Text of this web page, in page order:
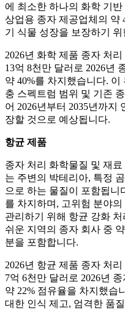
에 최소한 하나의 화학 기
상업용 종자 제공업체의 약
기 식물 성장을 보장하기
2026년 화학 제품 종자 처
13억 8천만 달러로 2026년
약 40%를 차지했습니다.
충 스펙트럼 범위 및 기존
어 2026년부터 2035년까지
장할 것으로 예상됩니다.
항균 제품
종자 처리 화학물질 및 재
는 주변의 박테리아, 특정
으로 하는 물질이 포함됩니
를 차지하며, 고위험 분야
관리하기 위해 항균 강화
쉬운 지역의 종자 회사 중
분을 포함합니다.
2026년 항균 제품 종자 처
7억 6천만 달러로 2026년
약 22% 점유율을 차지했습
대한 인식 제고, 엄격한 품